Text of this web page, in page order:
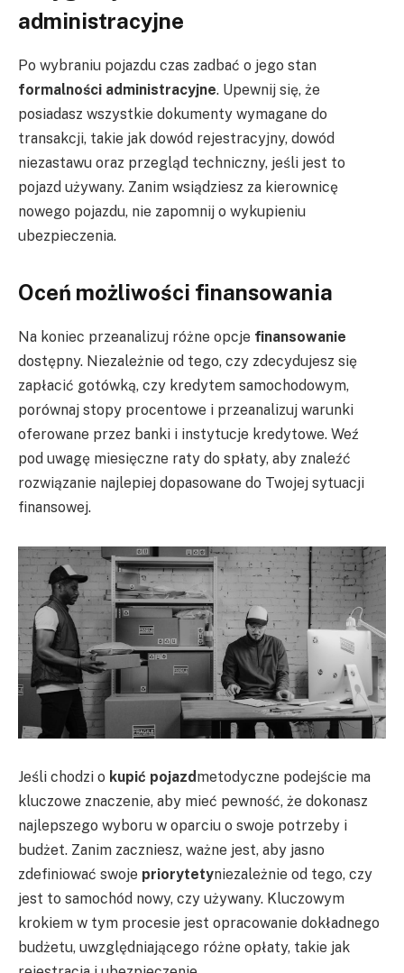
administracyjne
Po wybraniu pojazdu czas zadbać o jego stan
formalności administracyjne. Upewnij się, że
posiadasz wszystkie dokumenty wymagane do
transakcji, takie jak dowód rejestracyjny, dowód
niezastawu oraz przegląd techniczny, jeśli jest to
pojazd używany. Zanim wsiądziesz za kierownicę
nowego pojazdu, nie zapomnij o wykupieniu
ubezpieczenia.
Oceń możliwości finansowania
Na koniec przeanalizuj różne opcje finansowanie
dostępny. Niezależnie od tego, czy zdecydujesz się
zapłacić gotówką, czy kredytem samochodowym,
porównaj stopy procentowe i przeanalizuj warunki
oferowane przez banki i instytucje kredytowe. Weź
pod uwagę miesięczne raty do spłaty, aby znaleźć
rozwiązanie najlepiej dopasowane do Twojej sytuacji
finansowej.
Jeśli chodzi o kupić pojazdmetodyczne podejście ma
kluczowe znaczenie, aby mieć pewność, że dokonasz
najlepszego wyboru w oparciu o swoje potrzeby i
budżet. Zanim zaczniesz, ważne jest, aby jasno
zdefiniować swoje priorytetyniezależnie od tego, czy
jest to samochód nowy, czy używany. Kluczowym
krokiem w tym procesie jest opracowanie dokładnego
budżetu, uwzględniającego różne opłaty, takie jak